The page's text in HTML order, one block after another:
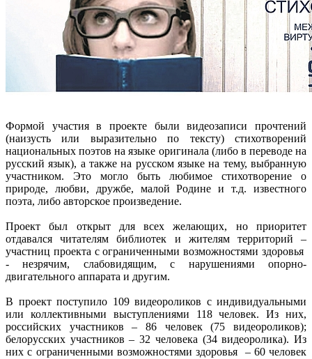
Формой участия в проекте были видеозаписи прочтений
(наизусть или выразительно по тексту) стихотворений
национальных поэтов на языке оригинала (либо в переводе на
русский язык), а также на русском языке на тему, выбранную
участником. Это могло быть любимое стихотворение о
природе, любви, дружбе, малой Родине и т.д. известного
поэта, либо авторское произведение.
Проект был открыт для всех желающих, но приоритет
отдавался читателям библиотек и жителям территорий –
участниц проекта с ограниченными возможностями здоровья
- незрячим, слабовидящим, с нарушениями опорно-
двигательного аппарата и другим.
В проект поступило 109 видеороликов с индивидуальными
или коллективными выступлениями 118 человек. Из них,
российских участников – 86 человек (75 видеороликов);
белорусских участников – 32 человека (34 видеоролика). Из
них с ограниченными возможностями здоровья – 60 человек